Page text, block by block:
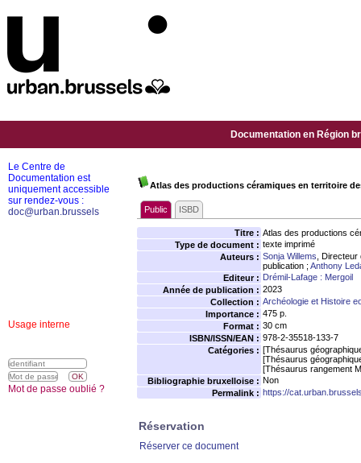
Documentation en Région
Atlas des productions céramiques en territoire
Public ISBD
Titre : Atlas des productions
Type de document : texte imprimé
Auteurs : Sonja Willems ,
publication ; Anthony
Editeur : Drémil-Lafage : Mergoil
Année de publication : 2023
Collection : Archéologie et Histoire
Importance : 475 p.
Format : 30 cm
ISBN/ISSN/EAN : 978-2-35518-133-7
Catégories : [Thésaurus
[Thésaurus
[Thésaurus rangement
Bibliographie bruxelloise : Non
Permalink : https://
Réservation
Réserver ce document
Le Centre de
Documentation est
uniquement accessible
sur rendez-vous :
doc@urban.brussels
Usage interne
Mot de passe oublié ?